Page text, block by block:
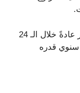
يتم تزويد كل عائلة بمبلغ 50،000 دولار عادةً خلال الـ 24
سنوي قدره